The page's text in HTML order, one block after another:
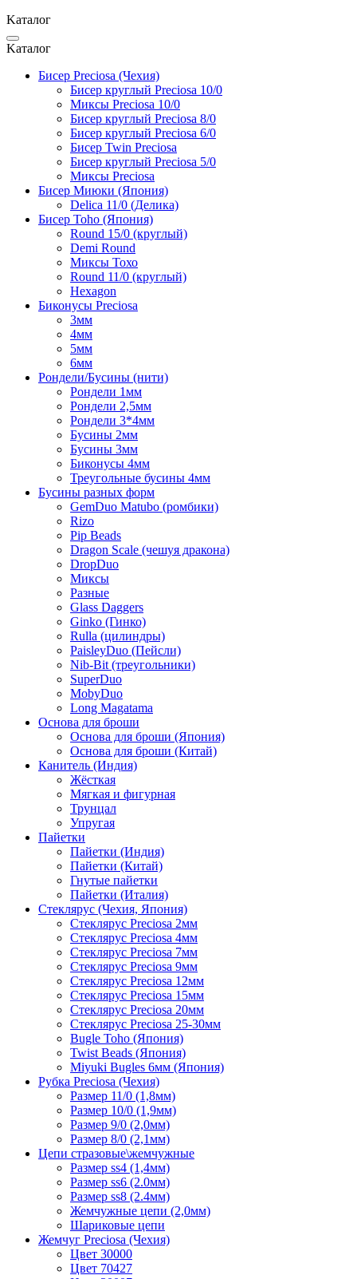
Kаталог
Kаталог
Бисер Preciosa (Чехия)
Бисер круглый Preciosa 10/0
Миксы Preciosa 10/0
Бисер круглый Preciosa 8/0
Бисер круглый Preciosa 6/0
Бисер Twin Preciosa
Бисер круглый Preciosa 5/0
Миксы Preciosa
Бисер Миюки (Япония)
Delica 11/0 (Делика)
Бисер Toho (Япония)
Round 15/0 (круглый)
Demi Round
Миксы Тохо
Round 11/0 (круглый)
Hexagon
Биконусы Preciosa
3мм
4мм
5мм
6мм
Рондели/Бусины (нити)
Рондели 1мм
Рондели 2,5мм
Рондели 3*4мм
Бусины 2мм
Бусины 3мм
Биконусы 4мм
Треугольные бусины 4мм
Бусины разных форм
GemDuo Matubo (ромбики)
Rizo
Pip Beads
Dragon Scale (чешуя дракона)
DropDuo
Миксы
Разные
Glass Daggers
Ginko (Гинко)
Rulla (цилиндры)
PaisleyDuo (Пейсли)
Nib-Bit (треугольники)
SuperDuo
MobyDuo
Long Magatama
Основа для броши
Основа для броши (Япония)
Основа для броши (Китай)
Канитель (Индия)
Жёсткая
Мягкая и фигурная
Трунцал
Упругая
Пайетки
Пайетки (Индия)
Пайетки (Китай)
Гнутые пайетки
Пайетки (Италия)
Стеклярус (Чехия, Япония)
Стеклярус Preciosa 2мм
Стеклярус Preciosa 4мм
Стеклярус Preciosa 7мм
Стеклярус Preciosa 9мм
Стеклярус Preciosa 12мм
Стеклярус Preciosa 15мм
Стеклярус Preciosa 20мм
Стеклярус Preciosa 25-30мм
Bugle Toho (Япония)
Twist Beads (Япония)
Miyuki Bugles 6мм (Япония)
Рубка Preciosa (Чехия)
Размер 11/0 (1,8мм)
Размер 10/0 (1,9мм)
Размер 9/0 (2,0мм)
Размер 8/0 (2,1мм)
Цепи стразовые\жемчужные
Размер ss4 (1,4мм)
Размер ss6 (2.0мм)
Размер ss8 (2.4мм)
Жемчужные цепи (2,0мм)
Шариковые цепи
Жемчуг Preciosa (Чехия)
Цвет 30000
Цвет 70427